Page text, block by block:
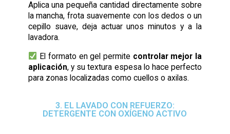
Aplica una pequeña cantidad directamente sobre
la mancha, frota suavemente con los dedos o un
cepillo suave, deja actuar unos minutos y a la
lavadora.
El formato en gel permite controlar mejor la
aplicación, y su textura espesa lo hace perfecto
para zonas localizadas como cuellos o axilas.
3. EL LAVADO CON REFUERZO:
DETERGENTE CON OXÍGENO ACTIVO